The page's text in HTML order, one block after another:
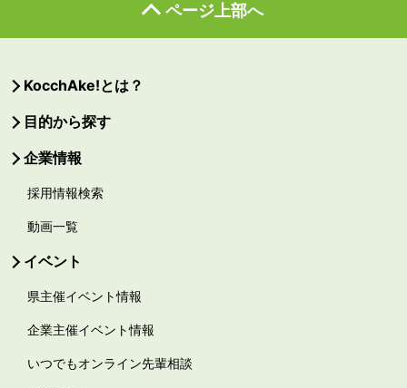
ページ上部へ
KocchAke!とは？
目的から探す
企業情報
採用情報検索
動画一覧
イベント
県主催イベント情報
企業主催イベント情報
いつでもオンライン先輩相談